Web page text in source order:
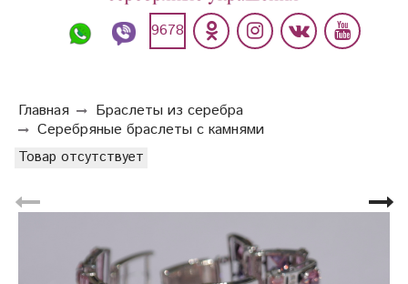
9678
Главная
Браслеты из серебра
Серебряные браслеты с камнями
Товар отсутствует